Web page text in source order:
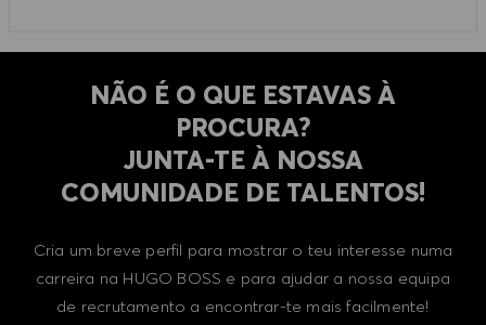
NÃO É O QUE ESTAVAS À
PROCURA?
​​​​​​​JUNTA-TE À NOSSA
COMUNIDADE DE TALENTOS!
Cria um breve perfil para mostrar o teu interesse numa
carreira na HUGO BOSS e para ajudar a nossa equipa
de recrutamento a encontrar-te mais facilmente!